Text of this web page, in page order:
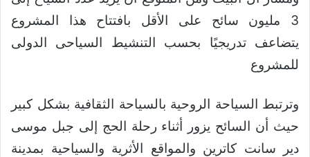
3 مليون سائح على الأقل بافتتاح هذا المشروع
يتضاعف تدريجيًا بحسب التنشيط السياحى الدولى
للمشروع
وترتبط السياحة الروحية بالسياحة الثقافية بشكل كبير
حيث أن السائح يزور أثناء رحلة الحج إلى جبل موسى
دير سانت كاترين والمواقع الأثرية والسياحية بمدينة